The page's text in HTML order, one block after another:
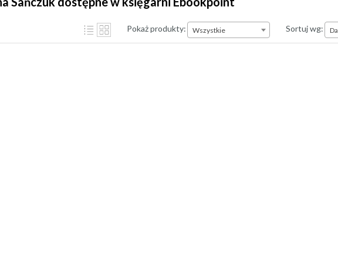
Pokaż produkty: Wszystkie Sortuj wg: